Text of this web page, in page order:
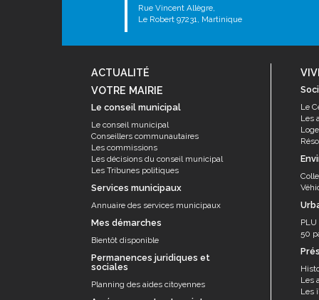
Rue Vincent Allègre,
Le Robert 97231, Martinique
ACTUALITÉ
VOTRE MAIRIE
Le conseil municipal
Le conseil municipal
Conseillers communautaires
Les commissions
Les décisions du conseil municipal
Les Tribunes politiques
Services municipaux
Annuaire des services municipaux
Mes démarches
Bientôt disponible
Permanences juridiques et
sociales
Planning des aides citoyennes
Le
Les
PLU
50
Les
Les